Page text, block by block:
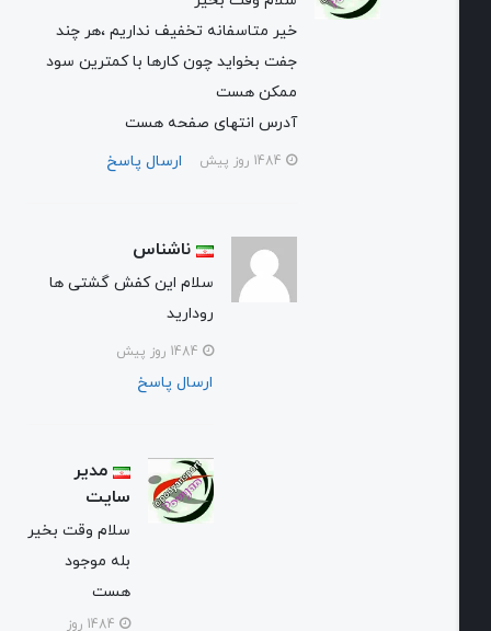
خیر متاسفانه تخفیف نداریم ،هر چند
جفت بخواید چون کارها با کمترین سود
ممکن هست
آدرس انتهای صفحه هست
ارسال پاسخ
ناشناس
سلام این کفش گشتی ها
ارسال پاسخ
مدیر
سایت
سلام وقت بخیر